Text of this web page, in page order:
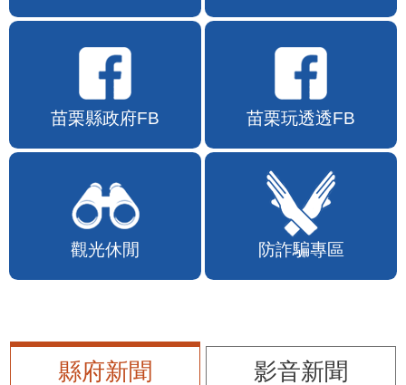
苗栗縣政府FB 苗栗玩透透FB
觀光休閒 防詐騙專區
縣府新聞
影音新聞